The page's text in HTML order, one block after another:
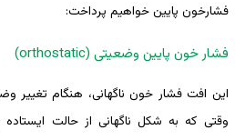
فشارخون پایین خواهیم پرداخت:
فشار خون پایین وضعیتی (orthostatic)
این افت فشار خون ناگهانی، هنگام تغییر
وقتی که به شکل ناگهانی از حالت